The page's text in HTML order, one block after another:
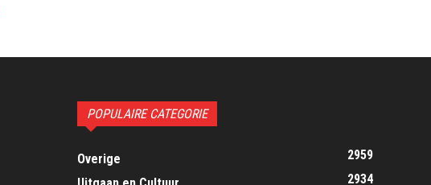
POPULAIRE CATEGORIE
Overige
2959
2934